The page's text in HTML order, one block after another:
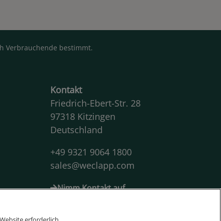
Verbrauchende bestimmt.
Kontakt
Friedrich-Ebert-Str. 28
97318 Kitzingen
Deutschland
+49 9321 9064 1800
sales@weclapp.com
Nimm Kontakt auf